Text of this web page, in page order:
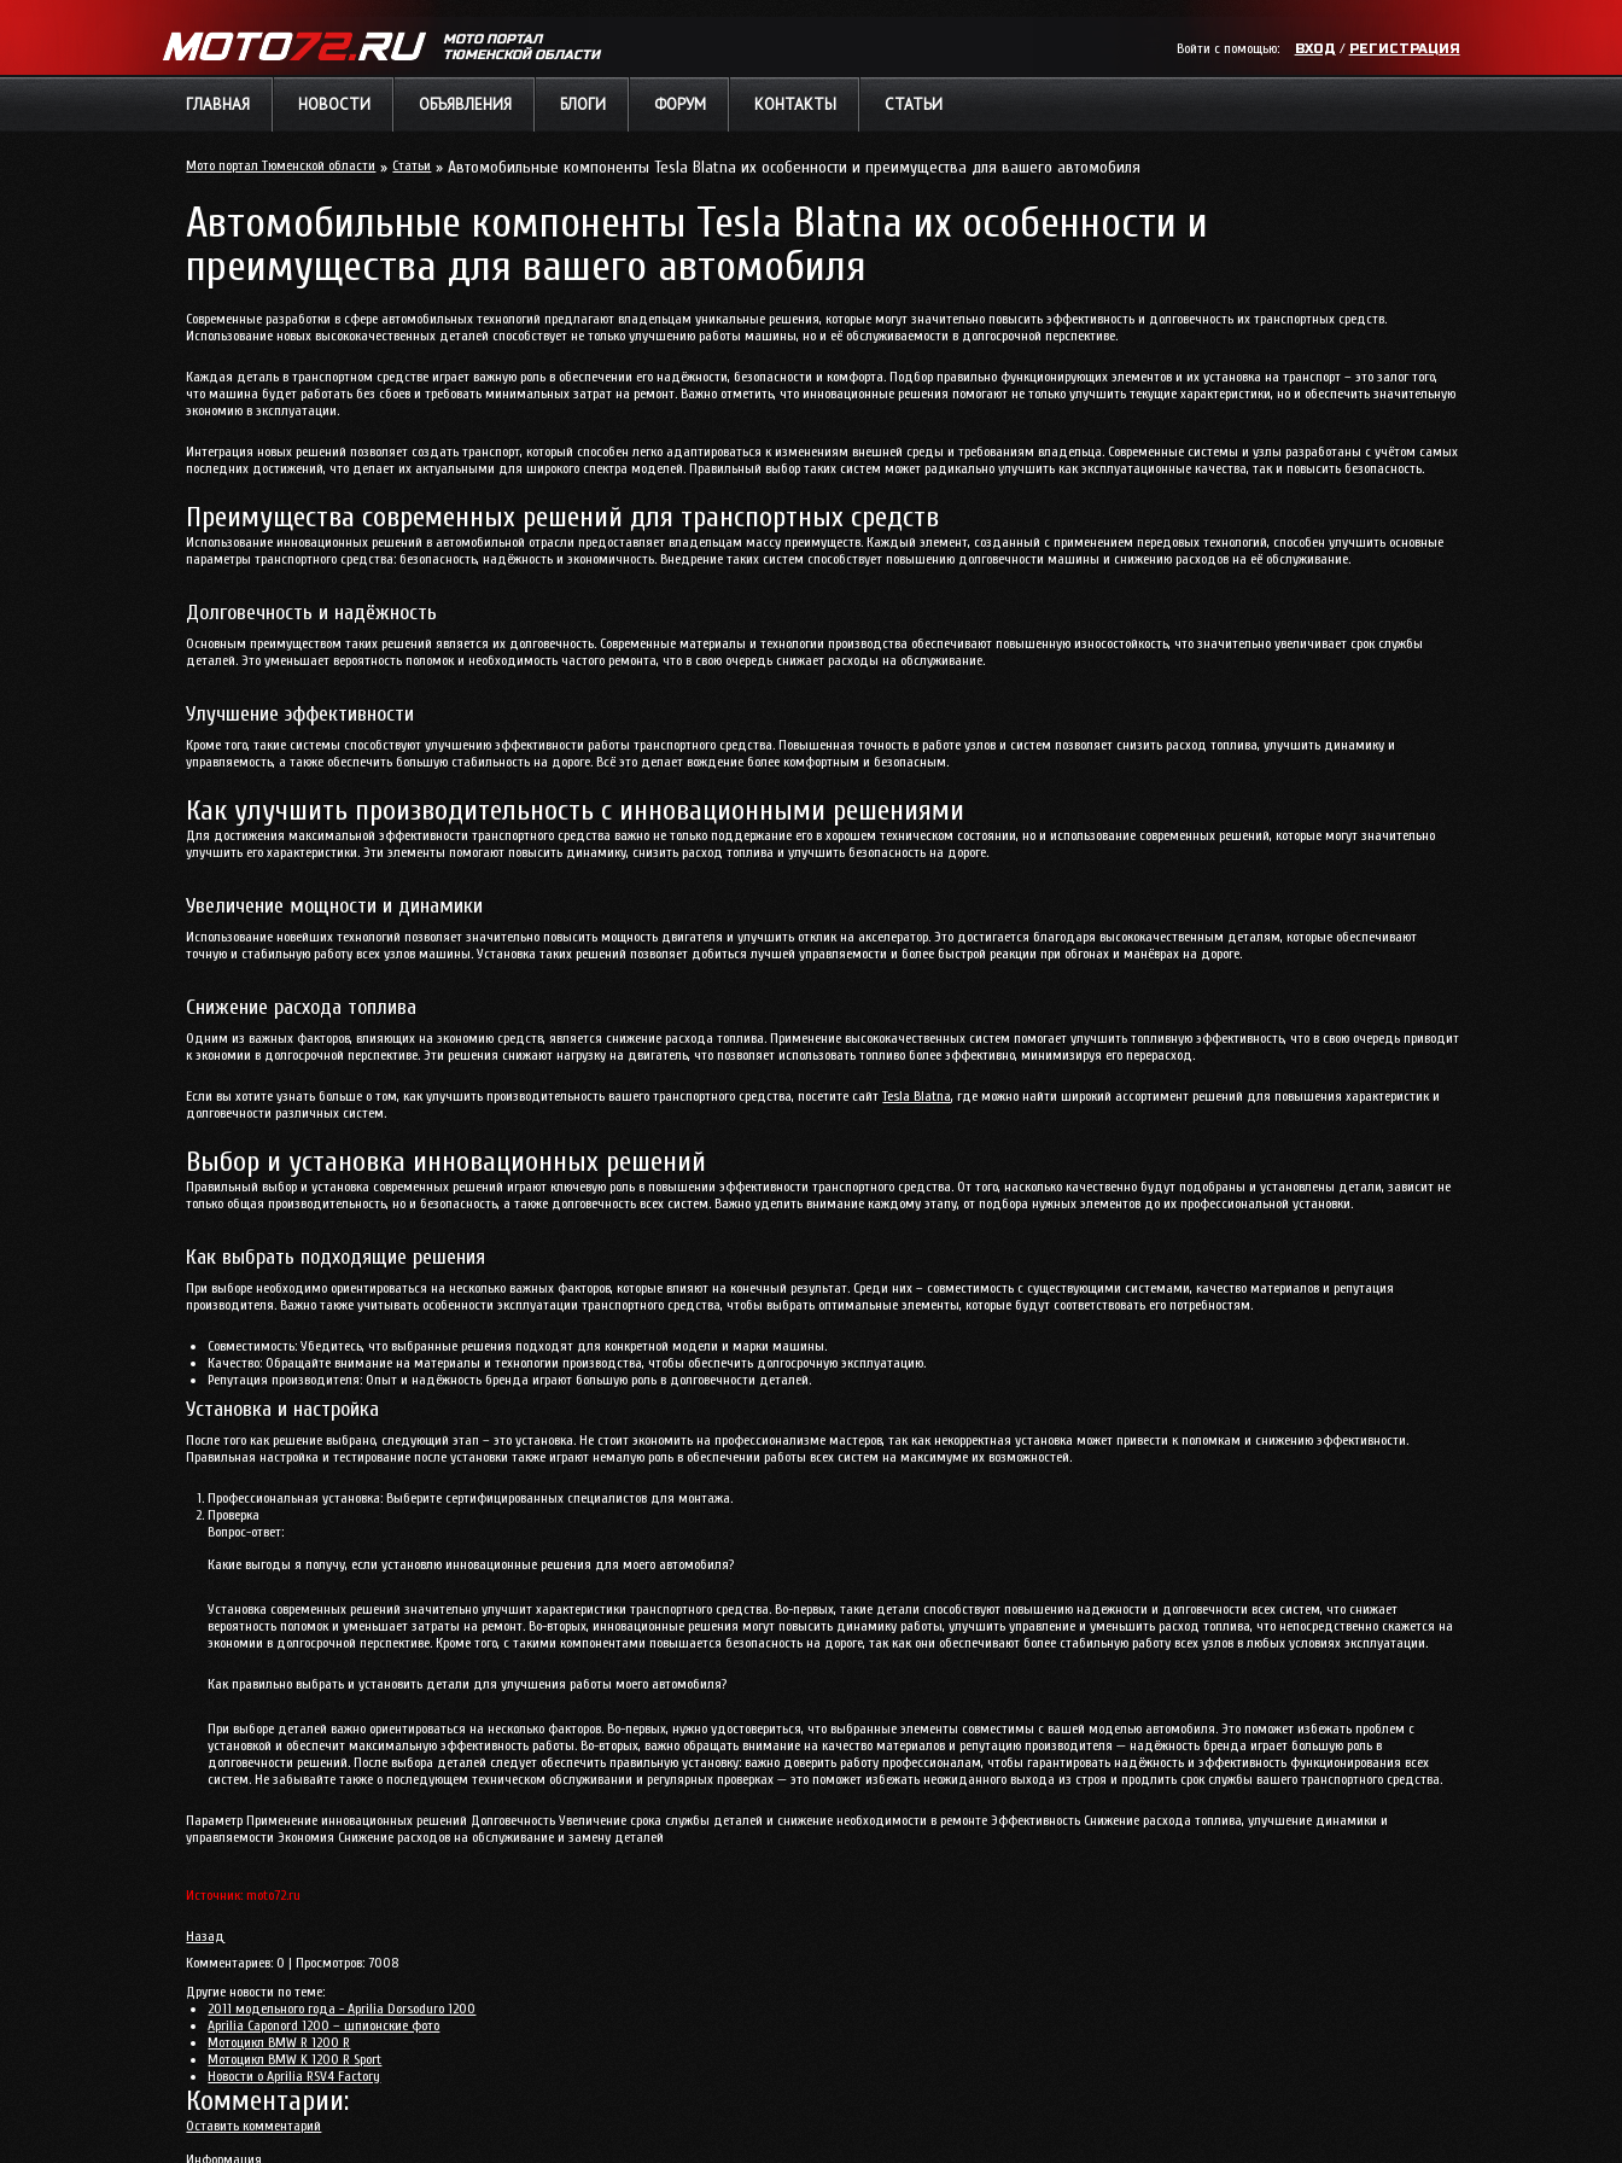
МОТО ПОРТАЛ
ТЮМЕНСКОЙ ОБЛАСТИ
Войти с помощью: ВХОД / РЕГИСТРАЦИЯ
ГЛАВНАЯ НОВОСТИ ОБЪЯВЛЕНИЯ БЛОГИ ФОРУМ КОНТАКТЫ СТАТЬИ
Мото портал Тюменской области»Статьи» Автомобильные компоненты Tesla Blatna их особенности и преимущества для вашего автомобиля
Автомобильные компоненты Tesla Blatna их особенности и
преимущества для вашего автомобиля
Современные разработки в сфере автомобильных технологий предлагают владельцам уникальные решения, которые могут значительно повысить эффективность и долговечность их транспортных средств.
Использование новых высококачественных деталей способствует не только улучшению работы машины, но и её обслуживаемости в долгосрочной перспективе.
Каждая деталь в транспортном средстве играет важную роль в обеспечении его надёжности, безопасности и комфорта. Подбор правильно функционирующих элементов и их установка на транспорт – это залог того,
что машина будет работать без сбоев и требовать минимальных затрат на ремонт. Важно отметить, что инновационные решения помогают не только улучшить текущие характеристики, но и обеспечить значительную
экономию в эксплуатации.
Интеграция новых решений позволяет создать транспорт, который способен легко адаптироваться к изменениям внешней среды и требованиям владельца. Современные системы и узлы разработаны с учётом самых
последних достижений, что делает их актуальными для широкого спектра моделей. Правильный выбор таких систем может радикально улучшить как эксплуатационные качества, так и повысить безопасность.
Преимущества современных решений для транспортных средств
Использование инновационных решений в автомобильной отрасли предоставляет владельцам массу преимуществ. Каждый элемент, созданный с применением передовых технологий, способен улучшить основные
параметры транспортного средства: безопасность, надёжность и экономичность. Внедрение таких систем способствует повышению долговечности машины и снижению расходов на её обслуживание.
Долговечность и надёжность
Основным преимуществом таких решений является их долговечность. Современные материалы и технологии производства обеспечивают повышенную износостойкость, что значительно увеличивает срок службы
деталей. Это уменьшает вероятность поломок и необходимость частого ремонта, что в свою очередь снижает расходы на обслуживание.
Улучшение эффективности
Кроме того, такие системы способствуют улучшению эффективности работы транспортного средства. Повышенная точность в работе узлов и систем позволяет снизить расход топлива, улучшить динамику и
управляемость, а также обеспечить большую стабильность на дороге. Всё это делает вождение более комфортным и безопасным.
Как улучшить производительность с инновационными решениями
Для достижения максимальной эффективности транспортного средства важно не только поддержание его в хорошем техническом состоянии, но и использование современных решений, которые могут значительно
улучшить его характеристики. Эти элементы помогают повысить динамику, снизить расход топлива и улучшить безопасность на дороге.
Увеличение мощности и динамики
Использование новейших технологий позволяет значительно повысить мощность двигателя и улучшить отклик на акселератор. Это достигается благодаря высококачественным деталям, которые обеспечивают
точную и стабильную работу всех узлов машины. Установка таких решений позволяет добиться лучшей управляемости и более быстрой реакции при обгонах и манёврах на дороге.
Снижение расхода топлива
Одним из важных факторов, влияющих на экономию средств, является снижение расхода топлива. Применение высококачественных систем помогает улучшить топливную эффективность, что в свою очередь приводит
к экономии в долгосрочной перспективе. Эти решения снижают нагрузку на двигатель, что позволяет использовать топливо более эффективно, минимизируя его перерасход.
Если вы хотите узнать больше о том, как улучшить производительность вашего транспортного средства, посетите сайтTesla Blatna, где можно найти широкий ассортимент решений для повышения характеристик и
долговечности различных систем.
Выбор и установка инновационных решений
Правильный выбор и установка современных решений играют ключевую роль в повышении эффективности транспортного средства. От того, насколько качественно будут подобраны и установлены детали, зависит не
только общая производительность, но и безопасность, а также долговечность всех систем. Важно уделить внимание каждому этапу, от подбора нужных элементов до их профессиональной установки.
Как выбрать подходящие решения
При выборе необходимо ориентироваться на несколько важных факторов, которые влияют на конечный результат. Среди них – совместимость с существующими системами, качество материалов и репутация
производителя. Важно также учитывать особенности эксплуатации транспортного средства, чтобы выбрать оптимальные элементы, которые будут соответствовать его потребностям.
Совместимость: Убедитесь, что выбранные решения подходят для конкретной модели и марки машины.
Качество: Обращайте внимание на материалы и технологии производства, чтобы обеспечить долгосрочную эксплуатацию.
Репутация производителя: Опыт и надёжность бренда играют большую роль в долговечности деталей.
Установка и настройка
После того как решение выбрано, следующий этап – это установка. Не стоит экономить на профессионализме мастеров, так как некорректная установка может привести к поломкам и снижению эффективности.
Правильная настройка и тестирование после установки также играют немалую роль в обеспечении работы всех систем на максимуме их возможностей.
Профессиональная установка: Выберите сертифицированных специалистов для монтажа.
Проверка
Вопрос-ответ:
Какие выгоды я получу, если установлю инновационные решения для моего автомобиля?
Установка современных решений значительно улучшит характеристики транспортного средства. Во-первых, такие детали способствуют повышению надежности и долговечности всех систем, что снижает
вероятность поломок и уменьшает затраты на ремонт. Во-вторых, инновационные решения могут повысить динамику работы, улучшить управление и уменьшить расход топлива, что непосредственно скажется на
экономии в долгосрочной перспективе. Кроме того, с такими компонентами повышается безопасность на дороге, так как они обеспечивают более стабильную работу всех узлов в любых условиях эксплуатации.
Как правильно выбрать и установить детали для улучшения работы моего автомобиля?
При выборе деталей важно ориентироваться на несколько факторов. Во-первых, нужно удостовериться, что выбранные элементы совместимы с вашей моделью автомобиля. Это поможет избежать проблем с
установкой и обеспечит максимальную эффективность работы. Во-вторых, важно обращать внимание на качество материалов и репутацию производителя — надёжность бренда играет большую роль в
долговечности решений. После выбора деталей следует обеспечить правильную установку: важно доверить работу профессионалам, чтобы гарантировать надёжность и эффективность функционирования всех
систем. Не забывайте также о последующем техническом обслуживании и регулярных проверках — это поможет избежать неожиданного выхода из строя и продлить срок службы вашего транспортного средства.
Параметр Применение инновационных решений Долговечность Увеличение срока службы деталей и снижение необходимости в ремонте Эффективность Снижение расхода топлива, улучшение динамики и
управляемости Экономия Снижение расходов на обслуживание и замену деталей
Источник: moto72.ru
Назад
Комментариев:0 | Просмотров:7008
Другие новости по теме:
2011 модельного года - Aprilia Dorsoduro 1200
Aprilia Caponord 1200 – шпионские фото
Мотоцикл BMW R 1200 R
Мотоцикл BMW K 1200 R Sport
Новости о Aprilia RSV4 Factory
Комментарии:
Оставить комментарий
Информация